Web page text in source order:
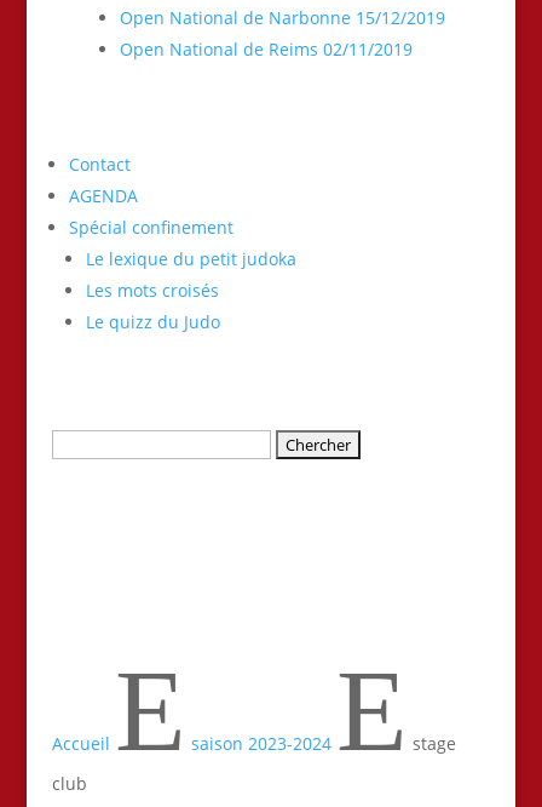
Open National de Narbonne 15/12/2019
Open National de Reims 02/11/2019
Contact
AGENDA
Spécial confinement
Le lexique du petit judoka
Les mots croisés
Le quizz du Judo
Accueil E saison 2023-2024 E stage
club